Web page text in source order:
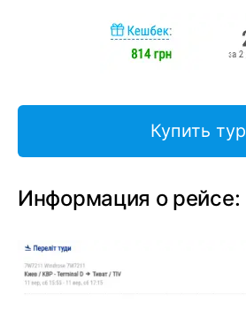
Купить тур
Информация о рейсе: